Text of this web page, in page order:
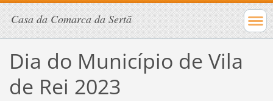
Casa da Comarca da Sertã
Dia do Município de Vila
de Rei 2023